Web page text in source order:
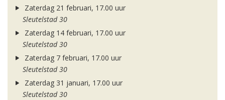
Zaterdag 21 februari, 17.00 uur
Sleutelstad 30
Zaterdag 14 februari, 17.00 uur
Sleutelstad 30
Zaterdag 7 februari, 17.00 uur
Sleutelstad 30
Zaterdag 31 januari, 17.00 uur
Sleutelstad 30